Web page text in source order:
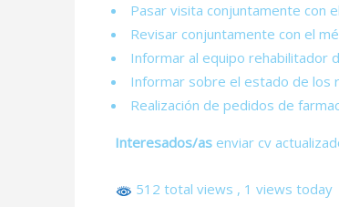
Pasar visita conjuntamente con
Revisar conjuntamente con el
Informar al equipo rehabilitador
Informar sobre el estado de los
Realización de pedidos de
Interesados/as enviar cv
512 total views , 1 views today